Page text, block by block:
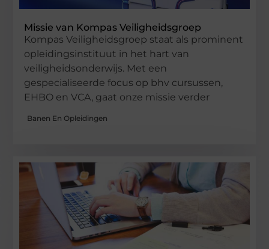
Missie van Kompas Veiligheidsgroep
Kompas Veiligheidsgroep staat als prominent
opleidingsinstituut in het hart van
veiligheidsonderwijs. Met een
gespecialiseerde focus op bhv cursussen,
EHBO en VCA, gaat onze missie verder
Banen En Opleidingen